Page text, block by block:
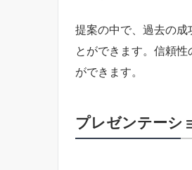
提案の中で、過去の成
とができます。信頼
ができます。
プレゼンテーシ